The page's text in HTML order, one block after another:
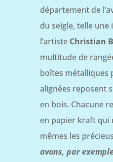
département de
du seigle, telle
l’artiste Christian
multitude de
boîtes métalliques
alignées reposent
en bois. Chacune
en papier kraft qui
mêmes les
avons, par